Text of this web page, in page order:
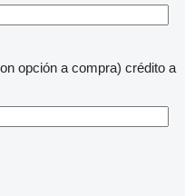
opción a compra) crédito a